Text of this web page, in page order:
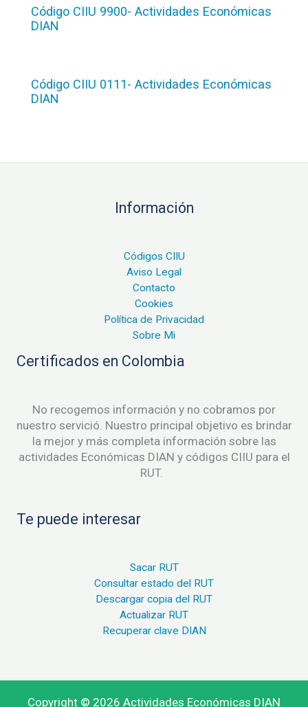
Código CIIU 9900- Actividades Económicas
DIAN
Código CIIU 0111- Actividades Económicas
DIAN
Información
Códigos CIIU
Aviso Legal
Contacto
Cookies
Política de Privacidad
Sobre Mi
Certificados en Colombia
No recogemos información y no cobramos por
nuestro servició. Nuestro principal objetivo es brindar
la mejor y más completa información sobre las
actividades Económicas DIAN y códigos CIIU para el
RUT.
Te puede interesar
Sacar RUT
Consultar estado del RUT
Descargar copia del RUT
Actualizar RUT
Recuperar clave DIAN
Copyright © 2026 Actividades Económicas DIAN